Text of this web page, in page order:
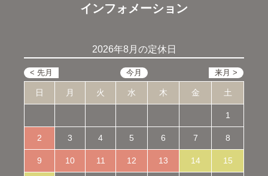
インフォメーション
2026年8月の定休日
日 月 火 水 木 金 土
1
2 3 4 5 6 7 8
9 10 11 12 13 14 15